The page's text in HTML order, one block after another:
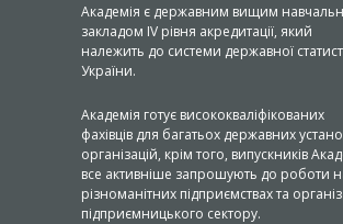
Академія є державним вищим
закладом IV рівня акредитації, який
належить до системи державної
України.
Академія готує висококваліфікованих
фахівців для багатьох державних
організацій, крім того, випускників
все активніше запрошують до роботи
різноманітних підприємствах та
підприємницького сектору.